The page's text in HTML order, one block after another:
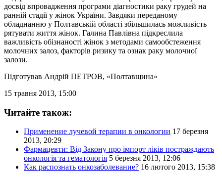
досвід впровадження програми діагностики раку грудей на
ранній стадії у жінок України. Завдяки переданому
обладнанню у Полтавській області збільшилась можливість
рятувати життя жінок. Галина Павлівна підкреслила
важливість обізнаності жінок з методами самообстеження
молочних залоз, факторів ризику та ознак раку молочної
залози.
Підготував Андрій ПЕТРОВ, «Полтавщина»
15 травня 2013, 15:00
Читайте також:
Применение лучевой терапии в онкологии 17 березня
2013, 20:29
Фармацевти: Від Закону про імпорт ліків постраждають
онкологія та гематологія 5 березня 2013, 12:06
Как распознать онкозаболевание? 16 лютого 2013, 15:38